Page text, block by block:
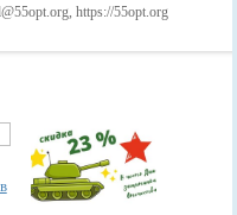
https://55opt.org